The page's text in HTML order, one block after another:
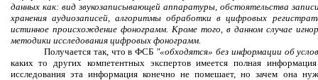
данных как: вид звукозаписывающей аппаратуры, обстоятельства
хранения аудиозаписей, алгоритмы обработки в цифровых
истинное происхождение фонограмм. Кроме того, в данном случае
методики исследования цифровых фонограмм.
Получается так, что в ФСБ "«обходятся» без информации об
каких то других компетентных экспертов имеется полная
исследования эта информация конечно не помешает, но зачем она